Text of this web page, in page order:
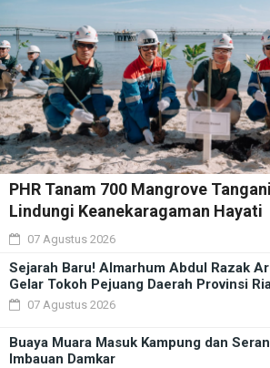
PHR Tanam 700 Mangrove
Lindungi Keanekaragaman Hayati
07 Agustus 2026
Sejarah Baru! Almarhum Abdul Razak
Gelar Tokoh Pejuang Daerah Provinsi
07 Agustus 2026
Buaya Muara Masuk Kampung dan
Imbauan Damkar